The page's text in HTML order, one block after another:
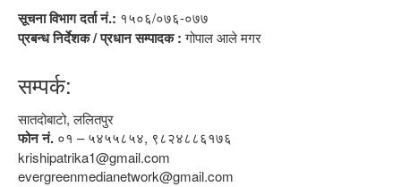
सूचना विभाग दर्ता नं.: १५०६/०७६-०७७
प्रबन्ध निर्देशक / प्रधान सम्पादक :गोपाल आले मगर
सम्पर्क:
सातदोबाटो, ललितपुर
फोन नं. ०१ – ५४५५८५४, ९८२४८८६१७६
krishipatrika1@gmail.com
evergreenmedianetwork@gmail.com